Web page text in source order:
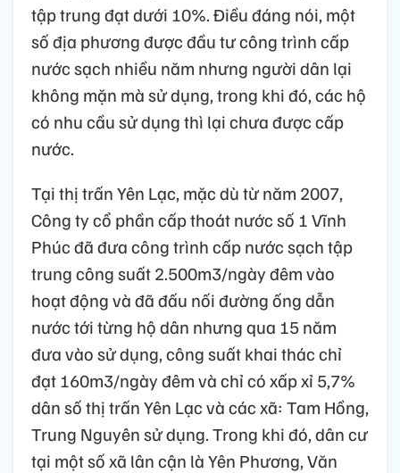
tập trung đạt dưới 10%. Điều đáng nói, một
số địa phương được đầu tư công trình cấp
nước sạch nhiều năm nhưng người dân lại
không mặn mà sử dụng, trong khi đó, các hộ
có nhu cầu sử dụng thì lại chưa được cấp
nước.
Tại thị trấn Yên Lạc, mặc dù từ năm 2007,
Công ty cổ phần cấp thoát nước số 1 Vĩnh
Phúc đã đưa công trình cấp nước sạch tập
trung công suất 2.500m3/ngày đêm vào
hoạt động và đã đấu nối đường ống dẫn
nước tới từng hộ dân nhưng qua 15 năm
đưa vào sử dụng, công suất khai thác chỉ
đạt 160m3/ngày đêm và chỉ có xấp xỉ 5,7%
dân số thị trấn Yên Lạc và các xã: Tam Hồng,
Trung Nguyên sử dụng. Trong khi đó, dân cư
tại một số xã lân cận là Yên Phương, Văn